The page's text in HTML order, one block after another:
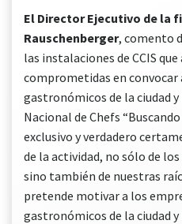
El Director Ejecutivo de la
Rauschenberger, comento
las instalaciones de CCIS
comprometidas en
gastronómicos de la ciudad
Nacional de Chefs
exclusivo y verdadero
de la actividad, no sólo de
sino también de nuestras
pretende motivar a los
gastronómicos de la ciudad